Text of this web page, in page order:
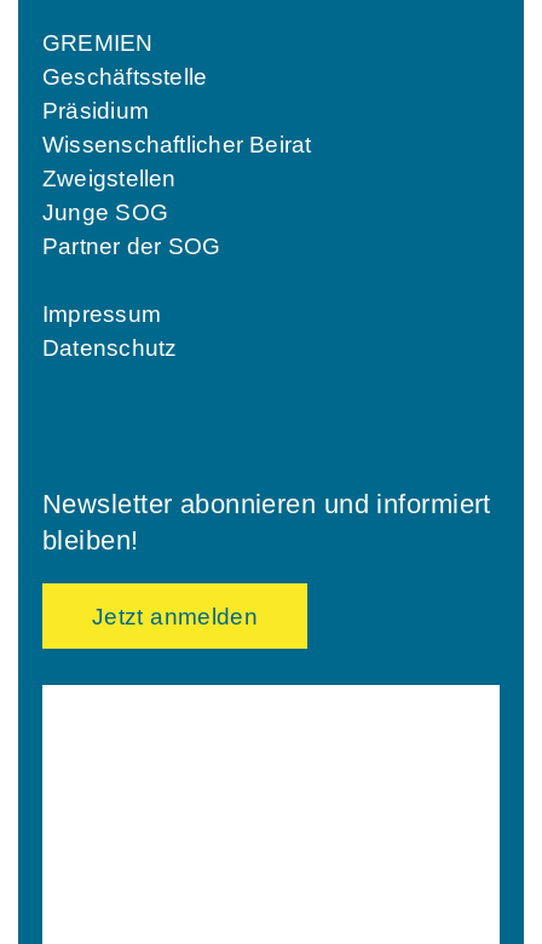
GREMIEN
Geschäftsstelle
Präsidium
Wissenschaftlicher Beirat
Zweigstellen
Junge SOG
Partner der SOG
Impressum
Datenschutz
Newsletter abonnieren und informiert
bleiben!
Jetzt anmelden